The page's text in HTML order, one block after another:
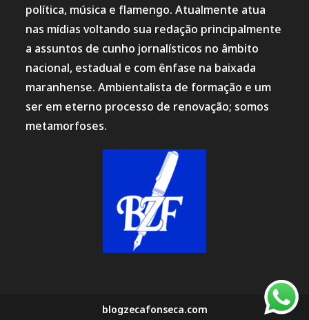
política, música e flamengo. Atualmente atua
nas mídias voltando sua redação principalmente
a assuntos de cunho jornalísticos no âmbito
nacional, estadual e com ênfase na baixada
maranhense. Ambientalista de formação e um
ser em eterno processo de renovação; somos
metamorfoses.
blogzecafonseca.com